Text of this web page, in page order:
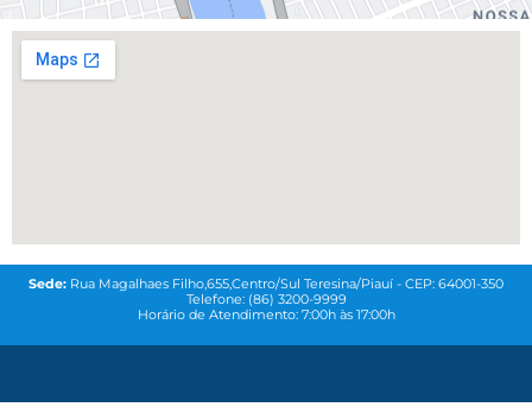
Sede: Rua Magalhaes Filho,655,Centro/Sul Teresina/Piauí - CEP: 64001-350
Telefone: (86) 3200-9999
Horário de Atendimento: 7:00h às 17:00h